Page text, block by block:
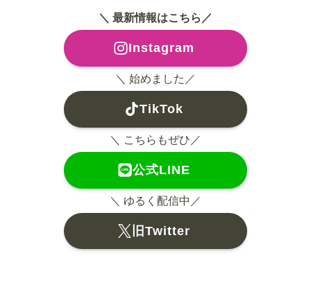
＼ 最新情報はこちら／
Instagram
＼ 始めました／
TikTok
＼ こちらもぜひ／
公式LINE
＼ ゆるく配信中／
旧Twitter